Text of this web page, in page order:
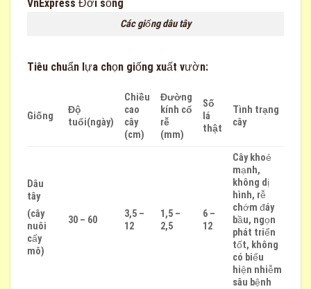
Các giống dâu tây
Tiêu chuẩn lựa chọn giống xuất vườn:
Giống
Độ
tuổi(ngày)
Chiều
cao
cây
(cm)
Đường
kính cổ
rễ
(mm)
Số
lá
thật
Tình trạng
cây
Dâu
tây
(cây
nuôi
cấy
mô)
30 – 60
3,5 –
12
1,5 –
2,5
6 –
12
Cây khoẻ
mạnh,
không dị
hình, rễ
chớm đáy
bầu, ngọn
phát triển
tốt, không
có biểu
hiện nhiễm
sâu bệnh